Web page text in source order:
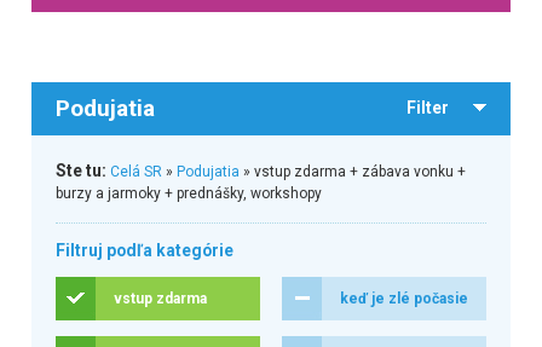
Podujatia Filter
Ste tu: Celá SR» Podujatia » vstup zdarma + zábava vonku +
burzy a jarmoky + prednášky, workshopy
Filtruj podľa kategórie
vstup zdarma keď je zlé počasie